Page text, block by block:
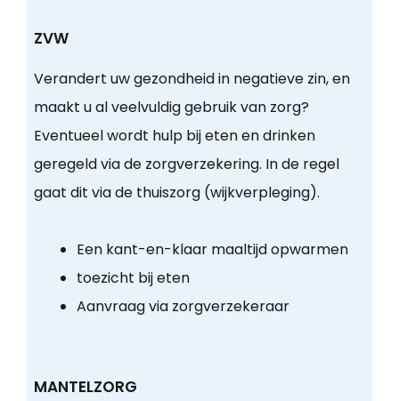
ZVW
Verandert uw gezondheid in negatieve zin, en
maakt u al veelvuldig gebruik van zorg?
Eventueel wordt hulp bij eten en drinken
geregeld via de zorgverzekering. In de regel
gaat dit via de thuiszorg (wijkverpleging).
Een kant-en-klaar maaltijd opwarmen
toezicht bij eten
Aanvraag via zorgverzekeraar
MANTELZORG